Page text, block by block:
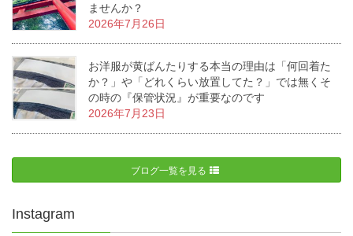
ませんか？
2026年7月26日
お洋服が黄ばんたりする本当の理由は「何回着た
か？」や「どれくらい放置してた？」では無くそ
の時の『保管状況』が重要なのです
2026年7月23日
ブログ一覧を見る
Instagram